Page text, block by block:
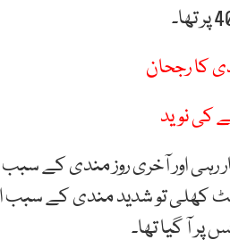
کا رجحان
کی نوید